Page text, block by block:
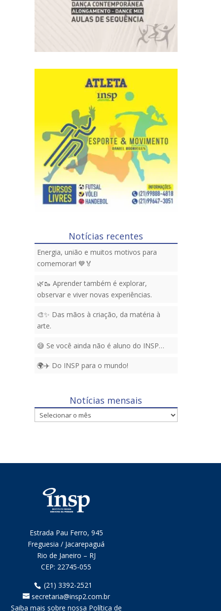
Notícias recentes
Energia, união e muitos motivos para
comemorar! 💙🏅
🌿🥾 Aprender também é explorar,
observar e viver novas experiências.
🎨✨ Das mãos à criação, da matéria à
arte.
😅 Se você ainda não é aluno do INSP…
🌍✈️ Do INSP para o mundo!
Notícias mensais
Notícias
mensais
Estrada Pau Ferro, 945
Freguesia / Jacarepaguá
Rio de Janeiro – RJ
CEP: 22745-055
(21) 3392-2521
secretaria@insp2.com.br
Saiba mais sobre nossa Política de